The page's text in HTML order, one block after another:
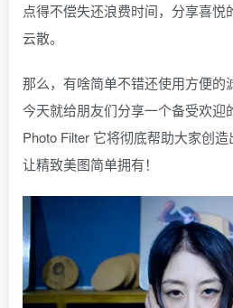
点得不偿失还浪费时间，分享喜悦
云散。
那么，有啥简单不错还使用方便的
今天就给朋友们分享一个备受欢
Photo Filter 它将彻底帮助大家创造
让精致美图简单拥有！